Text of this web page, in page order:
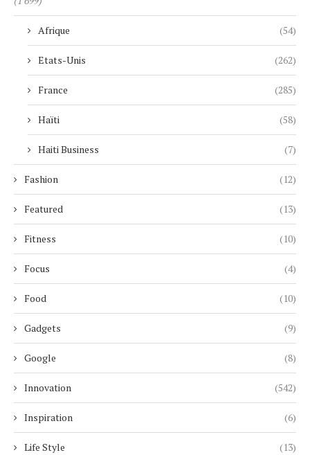
Afrique (54)
Etats-Unis (262)
France (285)
Haïti (58)
Haiti Business (7)
Fashion (12)
Featured (13)
Fitness (10)
Focus (4)
Food (10)
Gadgets (9)
Google (8)
Innovation (542)
Inspiration (6)
Life Style (13)